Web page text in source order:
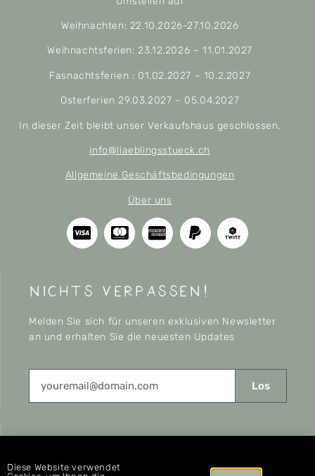
Weihnachten: 22.10.2026-27.10.2026
Weihnachtsferien: 23.12.2026 – 11.01.2027
Fasnachtsferien : 01.02.2027 – 10.2.2027
Osterferien 29.03.2027 – 05.04.2027
In dieser Zeit bleibt unser Verkaufshaus geschlossen.
info@liaeblingsstueck.ch
Allgemeine Geschäftsbedingungen
Über uns
nichts verpassen!
Melden Sie sich für unseren exklusiven Newsletter
an und erhalten Sie die neuesten Updates
Los
CONNECT
Diese Website verwendet